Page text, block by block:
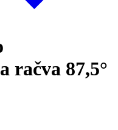
račva 87,5°